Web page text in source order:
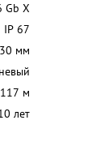
Gb X
IP 67
30 мм
117 м
лет